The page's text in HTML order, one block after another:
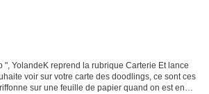
", YolandeK reprend la rubrique Carterie Et lance
voir sur votre carte des doodlings, ce sont ces
sur une feuille de papier quand on est en